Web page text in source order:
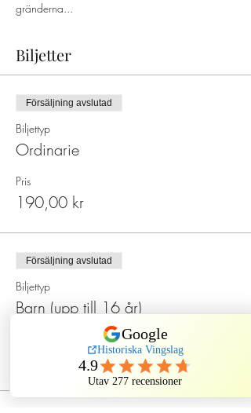
gränderna...
Biljetter
Försäljning avslutad
Biljettyp
Ordinarie
Pris
190,00 kr
Försäljning avslutad
Biljettyp
Barn (upp till 16 år)
130,00 kr